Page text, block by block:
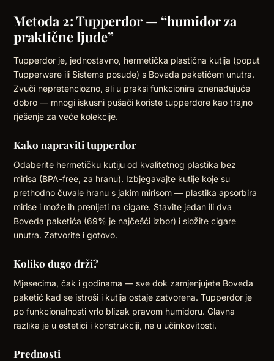
Metoda 2: Tupperdor — “humidor za
praktične ljude”
Tupperdor je, jednostavno, hermetička plastična kutija (poput
Tupperware ili Sistema posude) s Boveda paketićem unutra.
Zvuči nepretenciozno, ali u praksi funkcionira iznenađujuće
dobro — mnogi iskusni pušači koriste tupperdore kao trajno
rješenje za veće kolekcije.
Kako napraviti tupperdor
Odaberite hermetičku kutiju od kvalitetnog plastika bez
mirisa (BPA-free, za hranu). Izbjegavajte kutije koje su
prethodno čuvale hranu s jakim mirisom — plastika apsorbira
mirise i može ih prenijeti na cigare. Stavite jedan ili dva
Boveda paketića (69% je najčešći izbor) i složite cigare
unutra. Zatvorite i gotovo.
Koliko dugo drži?
Mjesecima, čak i godinama — sve dok zamjenjujete Boveda
paketić kad se istroši i kutija ostaje zatvorena. Tupperdor je
po funkcionalnosti vrlo blizak pravom humidoru. Glavna
razlika je u estetici i konstrukciji, ne u učinkovitosti.
Prednosti